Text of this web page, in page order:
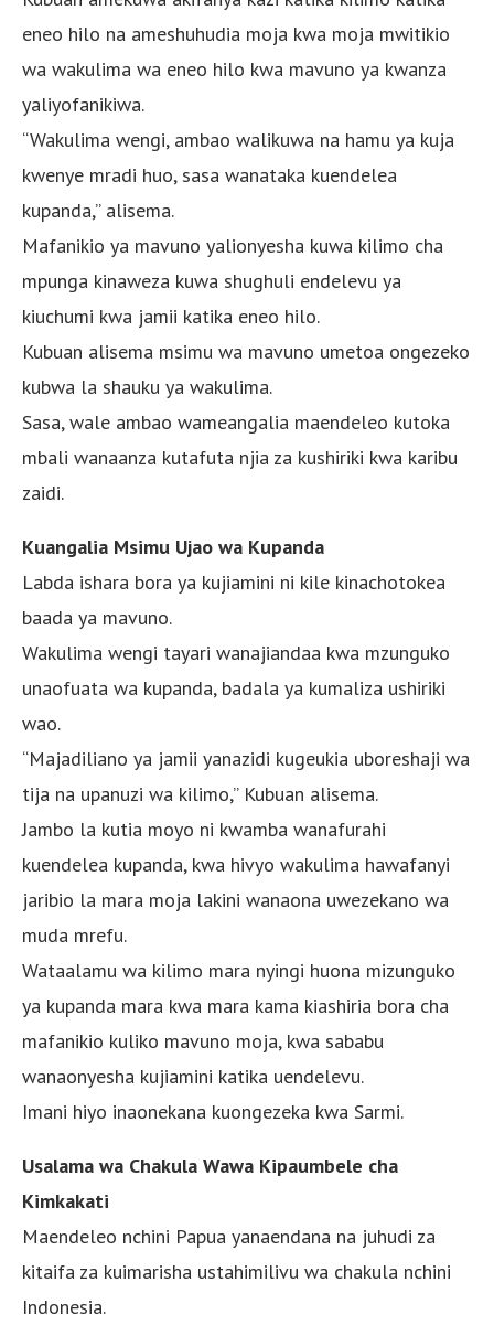
eneo hilo na ameshuhudia moja kwa moja mwitikio
wa wakulima wa eneo hilo kwa mavuno ya kwanza
yaliyofanikiwa.
“Wakulima wengi, ambao walikuwa na hamu ya kuja
kwenye mradi huo, sasa wanataka kuendelea
kupanda,” alisema.
Mafanikio ya mavuno yalionyesha kuwa kilimo cha
mpunga kinaweza kuwa shughuli endelevu ya
kiuchumi kwa jamii katika eneo hilo.
Kubuan alisema msimu wa mavuno umetoa ongezeko
kubwa la shauku ya wakulima.
Sasa, wale ambao wameangalia maendeleo kutoka
mbali wanaanza kutafuta njia za kushiriki kwa karibu
zaidi.
Kuangalia Msimu Ujao wa Kupanda
Labda ishara bora ya kujiamini ni kile kinachotokea
baada ya mavuno.
Wakulima wengi tayari wanajiandaa kwa mzunguko
unaofuata wa kupanda, badala ya kumaliza ushiriki
wao.
“Majadiliano ya jamii yanazidi kugeukia uboreshaji wa
tija na upanuzi wa kilimo,” Kubuan alisema.
Jambo la kutia moyo ni kwamba wanafurahi
kuendelea kupanda, kwa hivyo wakulima hawafanyi
jaribio la mara moja lakini wanaona uwezekano wa
muda mrefu.
Wataalamu wa kilimo mara nyingi huona mizunguko
ya kupanda mara kwa mara kama kiashiria bora cha
mafanikio kuliko mavuno moja, kwa sababu
wanaonyesha kujiamini katika uendelevu.
Imani hiyo inaonekana kuongezeka kwa Sarmi.
Usalama wa Chakula Wawa Kipaumbele cha
Kimkakati
Maendeleo nchini Papua yanaendana na juhudi za
kitaifa za kuimarisha ustahimilivu wa chakula nchini
Indonesia.